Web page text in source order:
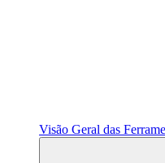
Visão Geral das